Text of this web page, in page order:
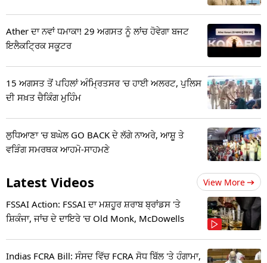
Ather ਦਾ ਨਵਾਂ ਧਮਾਕਾ! 29 ਅਗਸਤ ਨੂੰ ਲਾਂਚ ਹੋਵੇਗਾ ਬਜਟ
ਇਲੈਕਟ੍ਰਿਕ ਸਕੂਟਰ
15 ਅਗਸਤ ਤੋਂ ਪਹਿਲਾਂ ਅੰਮ੍ਰਿਤਸਰ 'ਚ ਹਾਈ ਅਲਰਟ, ਪੁਲਿਸ
ਦੀ ਸਖ਼ਤ ਚੈਕਿੰਗ ਮੁਹਿੰਮ
ਲੁਧਿਆਣਾ 'ਚ ਬਘੇਲ GO BACK ਦੇ ਲੱਗੇ ਨਾਅਰੇ, ਆਸ਼ੂ ਤੇ
ਵੜਿੰਗ ਸਮਰਥਕ ਆਹਮੋ-ਸਾਹਮਣੇ
Latest Videos View More
FSSAI Action: FSSAI ਦਾ ਮਸ਼ਹੂਰ ਸ਼ਰਾਬ ਬ੍ਰਾਂਡਸ 'ਤੇ
ਸ਼ਿਕੰਜਾ, ਜਾਂਚ ਦੇ ਦਾਇਰੇ 'ਚ Old Monk, McDowells
Indias FCRA Bill: ਸੰਸਦ ਵਿੱਚ FCRA ਸੋਧ ਬਿੱਲ 'ਤੇ ਹੰਗਾਮਾ,